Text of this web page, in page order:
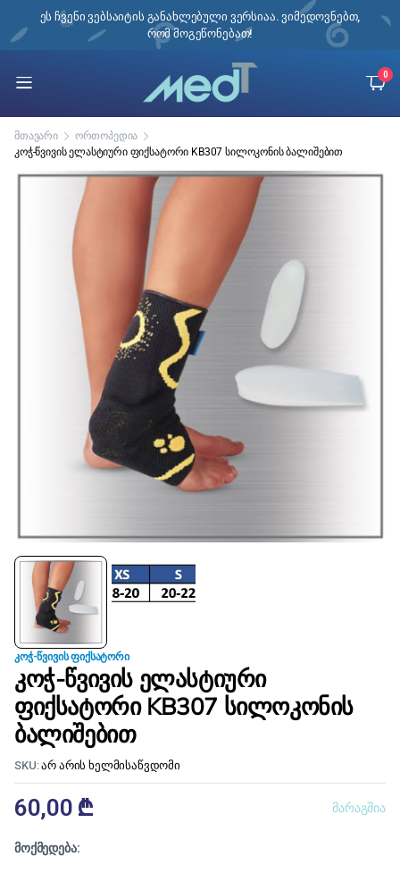
ეს ჩვენი ვებსაიტის განახლებული ვერსიაა. ვიმედოვნებთ,
რომ მოგეწონებათ!
0
მთავარი
ორთოპედია
კოჭ-წვივის ელასტიური ფიქსატორი KB307 სილოკონის ბალიშებით
ᲙᲝᲭ-ᲬᲕᲘᲕᲘᲡ ᲤᲘᲥᲡᲐᲢᲝᲠᲘ
კოჭ-წვივის ელასტიური
ფიქსატორი KB307 სილოკონის
ბალიშებით
SKU: არ არის ხელმისაწვდომი
60,00 ₾ მარაგშია
მოქმედება: